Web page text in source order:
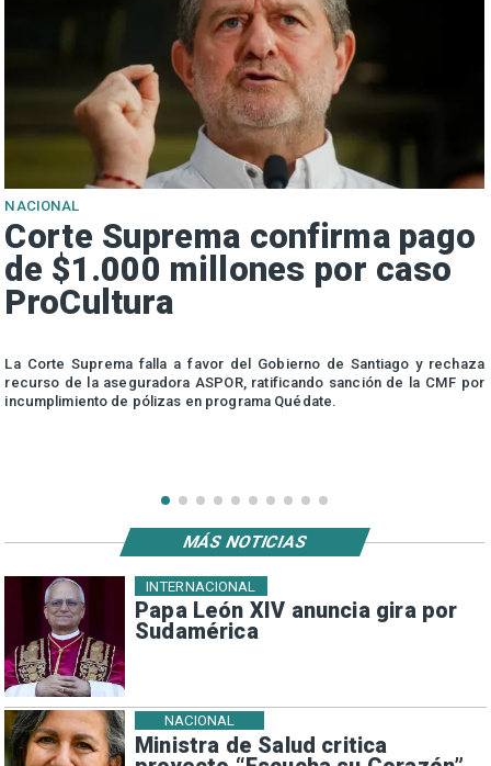
NACIONAL
Corte Suprema confirma pago
de $1.000 millones por caso
ProCultura
La Corte Suprema falla a favor del Gobierno de Santiago y rechaza
recurso de la aseguradora ASPOR, ratificando sanción de la CMF por
incumplimiento de pólizas en programa Quédate.
Papa León XIV anuncia gira por
Sudamérica
INTERNACIONAL
Ministra de Salud critica
NACIONAL
MÁS NOTICIAS